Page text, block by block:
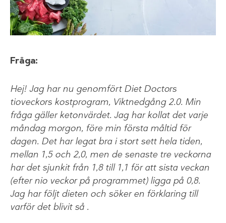
Fråga:
Hej! Jag har nu genomfört Diet Doctors
tioveckors kostprogram, Viktnedgång 2.0. Min
fråga gäller ketonvärdet. Jag har kollat det varje
måndag morgon, före min första måltid för
dagen. Det har legat bra i stort sett hela tiden,
mellan 1,5 och 2,0, men de senaste tre veckorna
har det sjunkit från 1,8 till 1,1 för att sista veckan
(efter nio veckor på programmet) ligga på 0,8.
Jag har följt dieten och söker en förklaring till
varför det blivit så .